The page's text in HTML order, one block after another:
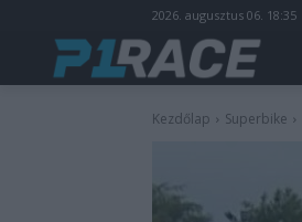
2026. augusztus 06. 18:35
Kezdőlap Superbike